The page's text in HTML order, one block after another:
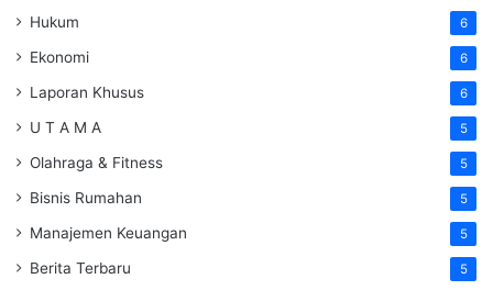
Hukum 6
Ekonomi 6
Laporan Khusus 6
U T A M A 5
Olahraga & Fitness 5
Bisnis Rumahan 5
Manajemen Keuangan 5
Berita Terbaru 5